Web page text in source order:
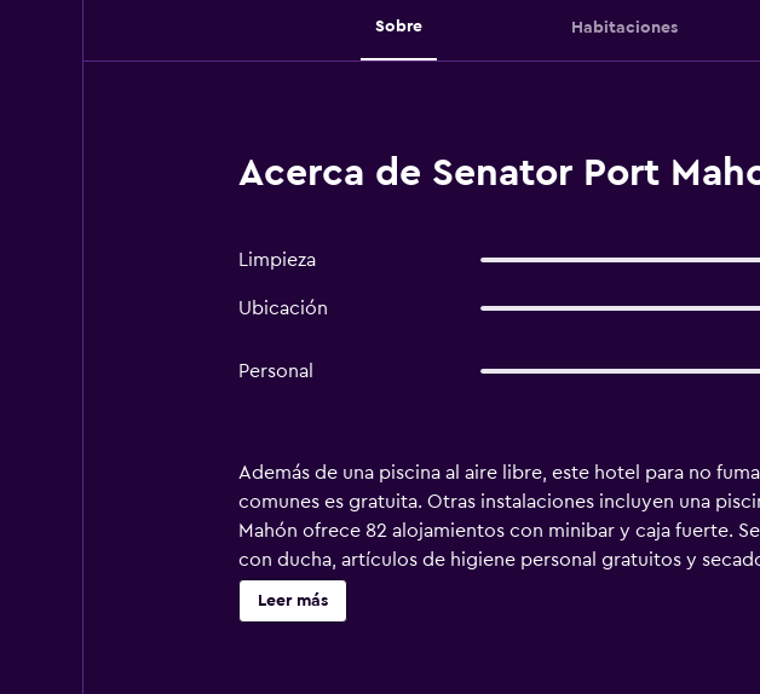
Sobre Habitaciones
Acerca de Senator Port
Limpieza
Ubicación
Personal
Además de una piscina al aire libre, este hotel para no
comunes es gratuita. Otras instalaciones incluyen una
Mahón ofrece 82 alojamientos con minibar y caja fuerte.
con ducha, artículos de higiene personal gratuitos y
para las personas de negocios incluyen escritorio y
planchar con plancha. Los servicios de ocio y
Leer más